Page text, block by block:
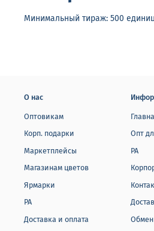
Минимальный тираж: 500
О нас
Оптовикам
Корп. подарки
Маркетплейсы
Магазинам цветов
Ярмарки
РА
Доставка и оплата
Опт
РА
Обмен